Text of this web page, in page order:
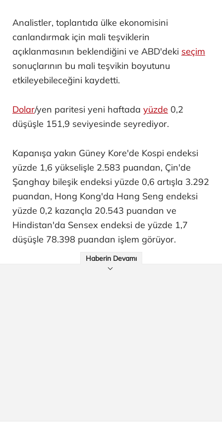
Analistler, toplantıda ülke ekonomisini
canlandırmak için mali teşviklerin
açıklanmasının beklendiğini ve ABD'deki seçim
sonuçlarının bu mali teşvikin boyutunu
etkileyebileceğini kaydetti.
Dolar/yen paritesi yeni haftada yüzde 0,2
düşüşle 151,9 seviyesinde seyrediyor.
Kapanışa yakın Güney Kore'de Kospi endeksi
yüzde 1,6 yükselişle 2.583 puandan, Çin'de
Şanghay bileşik endeksi yüzde 0,6 artışla 3.292
puandan, Hong Kong'da Hang Seng endeksi
yüzde 0,2 kazançla 20.543 puandan ve
Hindistan'da Sensex endeksi de yüzde 1,7
düşüşle 78.398 puandan işlem görüyor.
Haberin Devamı